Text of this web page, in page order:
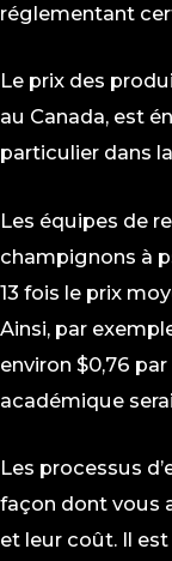
réglementant
Le prix des
au Canada, est
particulier dans
Les équipes de
champignons à
13 fois le prix
Ainsi, par
environ $0,76
académique
Les processus
façon dont vous
et leur coût. Il